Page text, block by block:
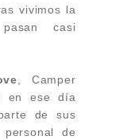
vivimos la
casi
, Camper
en ese día
de sus
de